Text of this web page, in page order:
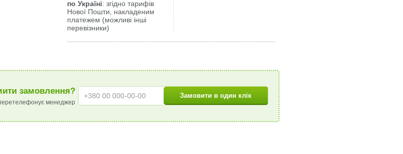
по Україні: згідно тарифів
Нової Пошти, накладеним
платежем (можливі інші
перевізники)
замовлення?
менеджер